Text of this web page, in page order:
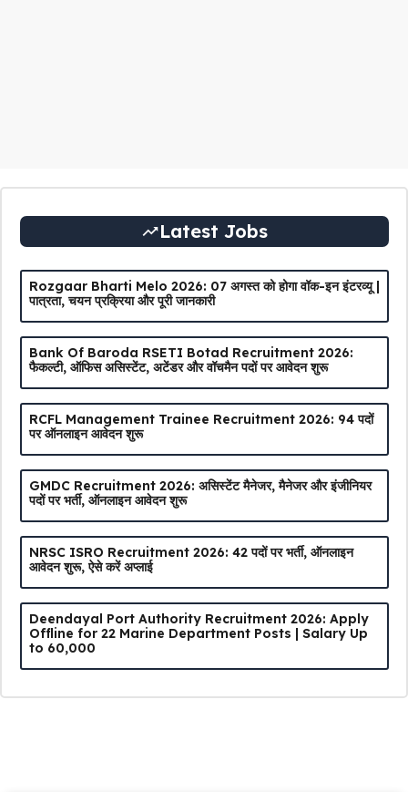
Latest Jobs
Rozgaar Bharti Melo 2026: 07 अगस्त को होगा वॉक-इन इंटरव्यू |
पात्रता, चयन प्रक्रिया और पूरी जानकारी
Bank Of Baroda RSETI Botad Recruitment 2026:
फैकल्टी, ऑफिस असिस्टेंट, अटेंडर और वॉचमैन पदों पर आवेदन शुरू
RCFL Management Trainee Recruitment 2026: 94 पदों
पर ऑनलाइन आवेदन शुरू
GMDC Recruitment 2026: असिस्टेंट मैनेजर, मैनेजर और इंजीनियर
पदों पर भर्ती, ऑनलाइन आवेदन शुरू
NRSC ISRO Recruitment 2026: 42 पदों पर भर्ती, ऑनलाइन
आवेदन शुरू, ऐसे करें अप्लाई
Deendayal Port Authority Recruitment 2026: Apply
Offline for 22 Marine Department Posts | Salary Up
to ₹60,000